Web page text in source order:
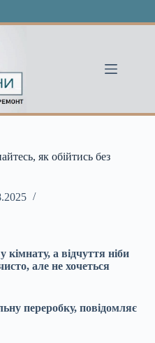
як обійтись без
а відчуття ніби
але не хочеться
переробку, повідомляє